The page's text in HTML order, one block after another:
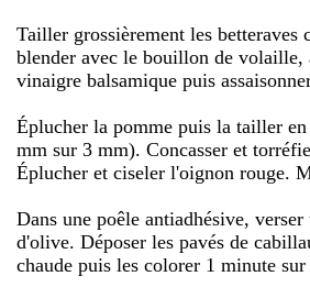
Tailler grossièrement les betteraves
blender avec le bouillon de volaille,
vinaigre balsamique puis
Éplucher la pomme puis la tailler
mm sur 3 mm). Concasser et
Éplucher et ciseler l'oignon rouge.
Dans une poêle antiadhésive,
d'olive. Déposer les pavés de
chaude puis les colorer 1 minute sur